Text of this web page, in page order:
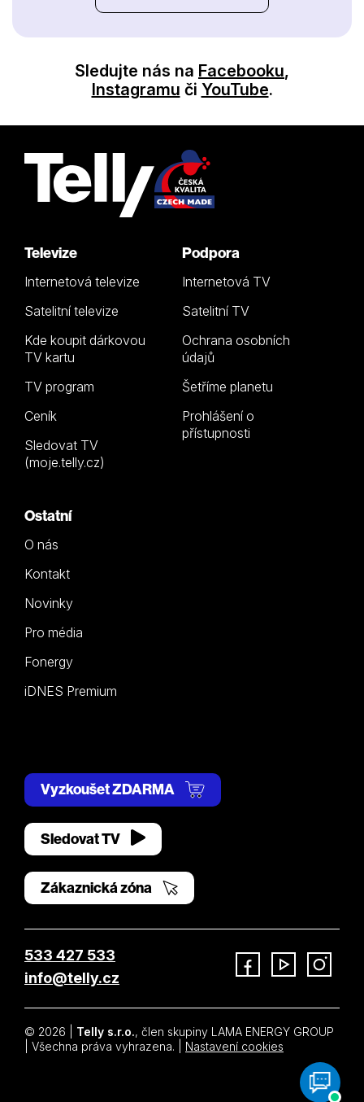
Sledujte nás na Facebooku,
Instagramu či YouTube.
Televize
Internetová televize
Satelitní televize
Kde koupit dárkovou
TV kartu
TV program
Ceník
Sledovat TV
(moje.telly.cz)
Podpora
Internetová TV
Satelitní TV
Ochrana osobních
údajů
Šetříme planetu
Prohlášení o
přístupnosti
Ostatní
O nás
Kontakt
Novinky
Pro média
Fonergy
iDNES Premium
Vyzkoušet ZDARMA
Sledovat TV
Zákaznická zóna
533 427 533
info@telly.cz
© 2026 | Telly s.r.o., člen skupiny LAMA ENERGY GROUP
| Všechna práva vyhrazena. | Nastavení cookies